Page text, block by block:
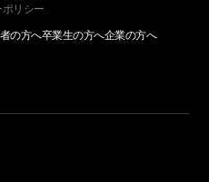
リシー
の方へ卒業生の方へ企業の方へ